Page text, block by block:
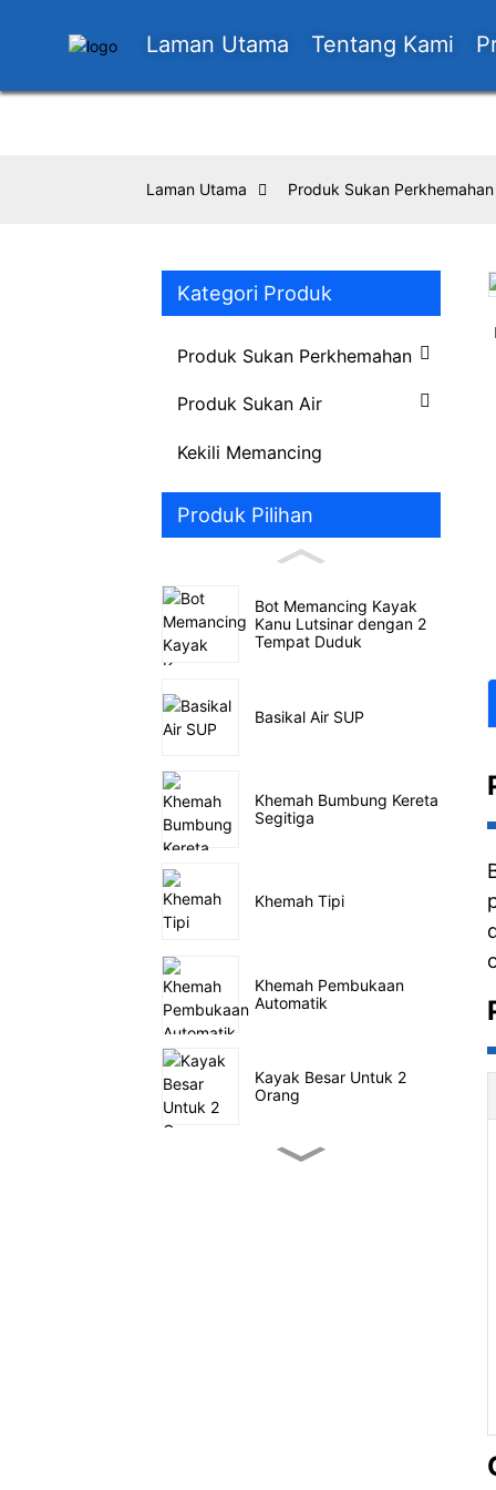
Laman Utama Tentang Kami
Laman Utama Produk Sukan Perkhemahan
Kategori Produk
Produk Sukan Perkhemahan
Produk Sukan Air
Kekili Memancing
Produk Pilihan
Bot Memancing Kayak
Kanu Lutsinar dengan 2
Tempat Duduk
Basikal Air SUP
Khemah Bumbung Kereta
Segitiga
Khemah Tipi
Khemah Pembukaan
Automatik
Kayak Besar Untuk 2
Orang
Loading...
Loading...